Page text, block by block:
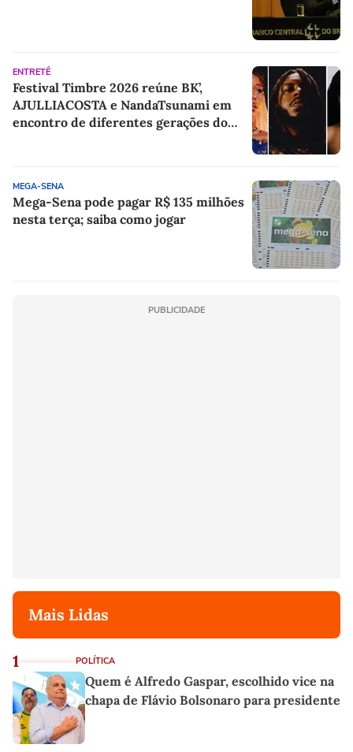
ENTRETÊ
Festival Timbre 2026 reúne BK’,
AJULLIACOSTA e NandaTsunami em
encontro de diferentes gerações do
MEGA-SENA
Mega-Sena pode pagar R$ 135 milhões
nesta terça; saiba como jogar
PUBLICIDADE
Mais Lidas
1 POLÍTICA
Quem é Alfredo Gaspar, escolhido vice na
chapa de Flávio Bolsonaro para presidente